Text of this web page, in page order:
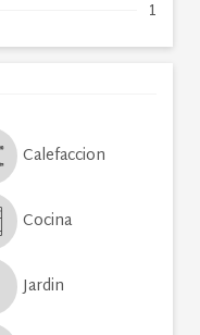
1
Calefaccion
Cocina
Jardin